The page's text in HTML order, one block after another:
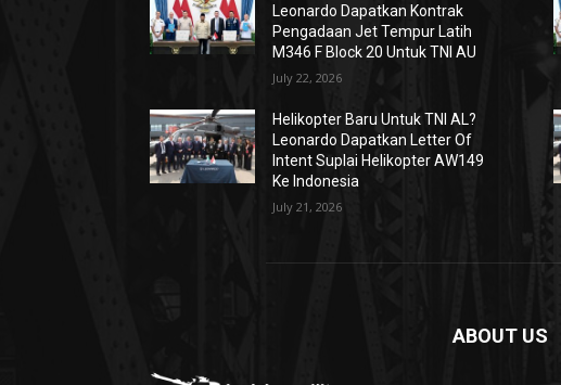
Leonardo Dapatkan Kontrak
Pengadaan Jet Tempur Latih
M346 F Block 20 Untuk TNI AU
July 22, 2026
Helikopter Baru Untuk TNI AL?
Leonardo Dapatkan Letter Of
Intent Suplai Helikopter AW149
Ke Indonesia
July 21, 2026
ABOUT US